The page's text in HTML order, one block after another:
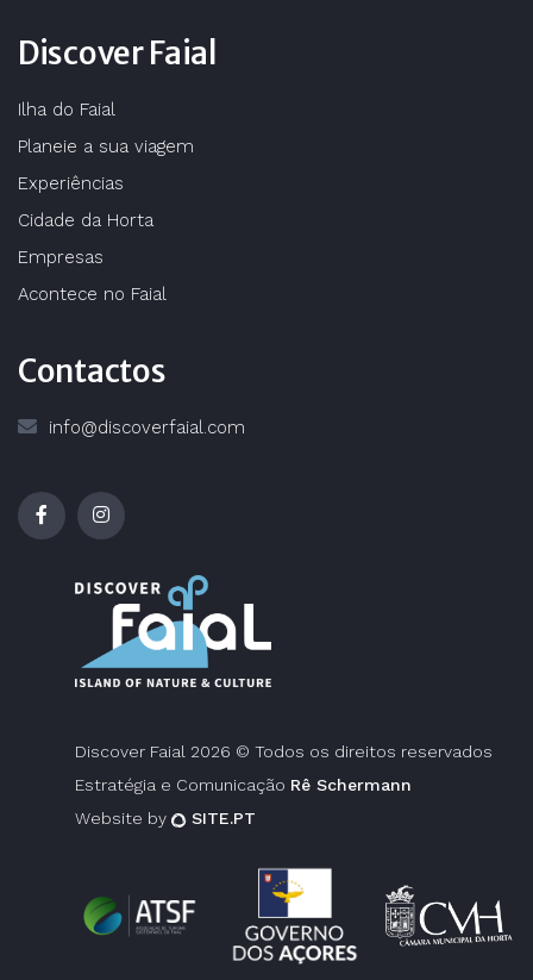
Discover Faial
Ilha do Faial
Planeie a sua viagem
Experiências
Cidade da Horta
Empresas
Acontece no Faial
Contactos
info@discoverfaial.com
Discover Faial 2026 © Todos os direitos reservados
Estratégia e Comunicação Rê Schermann
Website by
SITE.PT